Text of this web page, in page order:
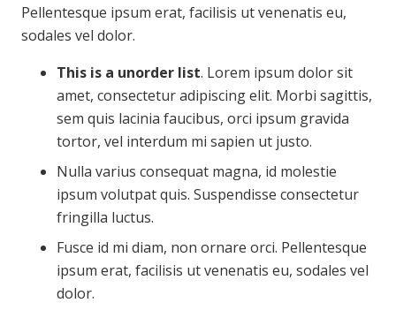
Pellentesque ipsum erat, facilisis ut venenatis eu,
sodales vel dolor.
This is a unorder list. Lorem ipsum dolor sit
amet, consectetur adipiscing elit. Morbi sagittis,
sem quis lacinia faucibus, orci ipsum gravida
tortor, vel interdum mi sapien ut justo.
Nulla varius consequat magna, id molestie
ipsum volutpat quis. Suspendisse consectetur
fringilla luctus.
Fusce id mi diam, non ornare orci. Pellentesque
ipsum erat, facilisis ut venenatis eu, sodales vel
dolor.